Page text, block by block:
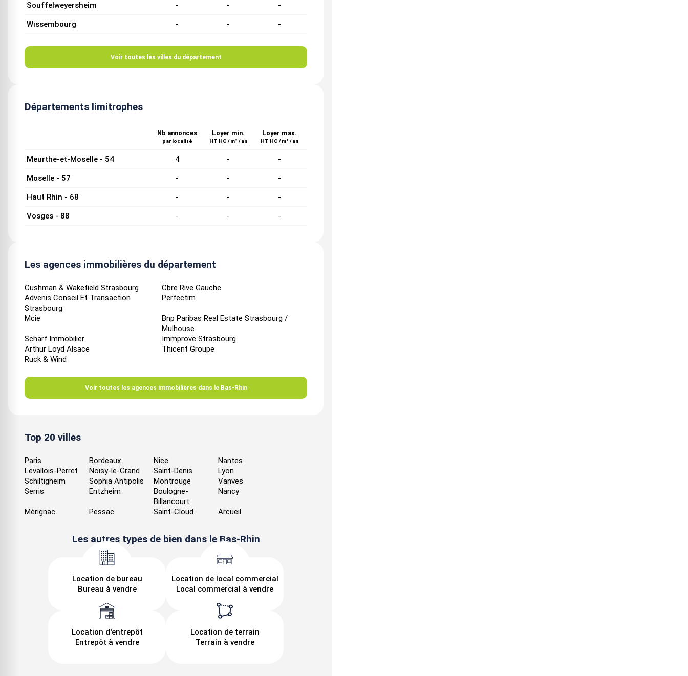
Souffelweyersheim - - -
Wissembourg - - -
Voir toutes les villes du département
Départements limitrophes
Nb annonces
par localité
Loyer min.
HT HC / m² / an
Loyer max.
HT HC / m² / an
Meurthe-et-Moselle - 54 4 - -
Moselle - 57 - - -
Haut Rhin - 68 - - -
Vosges - 88 - - -
Les agences immobilières du département
Cushman & Wakefield Strasbourg
Cbre Rive Gauche
Advenis Conseil Et Transaction
Strasbourg
Perfectim
Mcie
Bnp Paribas Real Estate Strasbourg /
Mulhouse
Scharf Immobilier
Immprove Strasbourg
Arthur Loyd Alsace
Thicent Groupe
Ruck & Wind
Voir toutes les agences immobilières dans le Bas-Rhin
Top 20 villes
Paris Bordeaux Nice
Nantes
Levallois-Perret
Noisy-le-Grand Saint-Denis
Lyon
Schiltigheim
Sophia Antipolis Montrouge
Vanves
Serris
Entzheim
Boulogne-
Billancourt
Nancy
Mérignac Pessac Saint-Cloud Arcueil
Les autres types de bien dans le Bas-Rhin
Location de bureau
Bureau à vendre
Location de local commercial
Local commercial à vendre
Location d'entrepôt
Entrepôt à vendre
Location de terrain
Terrain à vendre